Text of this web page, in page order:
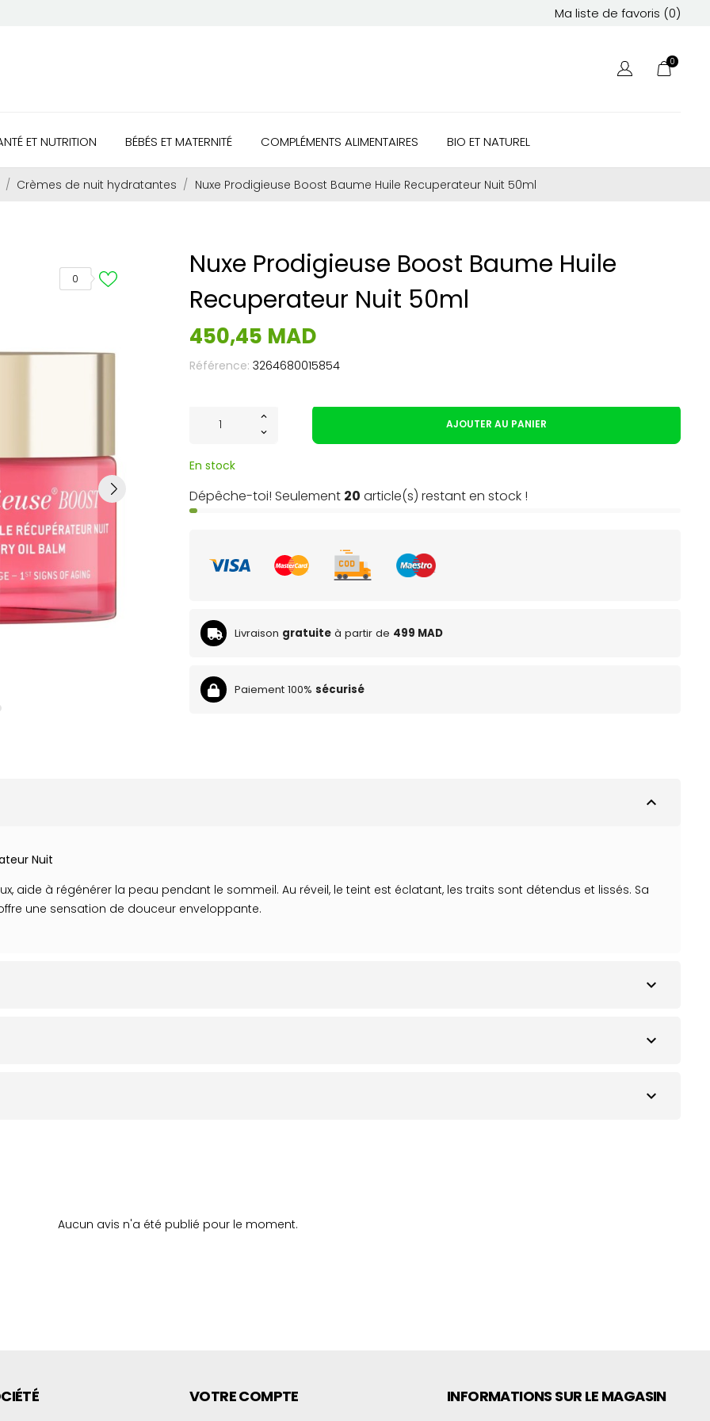
Ma liste de favoris (0)
0
ET NUTRITION BÉBÉS ET MATERNITÉ COMPLÉMENTS ALIMENTAIRES BIO ET NATUREL
Crèmes de nuit hydratantes Nuxe Prodigieuse Boost Baume Huile Recuperateur Nuit 50ml
0
Nuxe Prodigieuse Boost Baume Huile
Recuperateur Nuit 50ml
450,45 MAD
Référence: 3264680015854
AJOUTER AU PANIER
En stock
Dépêche-toi! Seulement 20 article(s) restant en stock !
Livraison gratuite à partir de 499 MAD
Paiement 100% sécurisé
expand_less
Nuit
aide à régénérer la peau pendant le sommeil. Au réveil, le teint est éclatant, les traits sont détendus et lissés. Sa
une sensation de douceur enveloppante.
expand_more
expand_more
expand_more
Aucun avis n'a été publié pour le moment.
VOTRE COMPTE INFORMATIONS SUR LE MAGASIN